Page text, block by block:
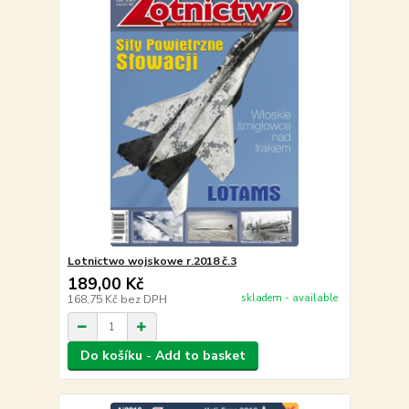
Lotnictwo wojskowe r.2018 č.3
189,00 Kč
168,75 Kč bez DPH skladem - available
Do košíku - Add to basket